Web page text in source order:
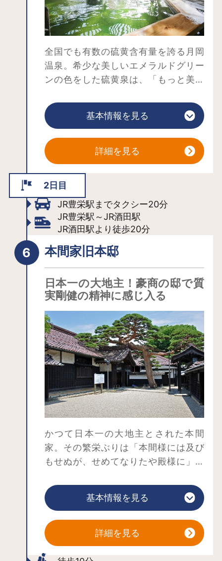
全国でも有数の硫黄含有量を誇る月岡
温泉。希少な美しいエメラルドグリー
ンの色をした硫黄泉は、「もっと美人
に人気です。弱アルカリ性で皮膚への
刺激がマイルド。入浴後には「肌のし
果も期待できます。
硫黄の香りに包まれた温泉街は、夕暮
れの散策がおすすめ。灯りがゆらめ
き、艶やかな着物姿の芸妓たちが行き
交うことも。ぜひ1泊して、日本情緒漂
う温泉街を堪能してみてください。大
型旅館から隠れ家風の小さな宿まで、
宿のバリエーションも多彩です。
お酒の試飲ができる店、煎餅の手焼
屋など、さまざまなお店が建ち並ぶ街
は「歩きたくなる温泉街」としても評
判です。自称「日本一まずい温泉」を
飲泉できる「源泉の杜」といったユニ
ークなスポットも。ここには新潟では
珍しい手湯があるほか、湯めぐり温泉
手形を掛けての想い出作りや、湯掛け
像にお湯をかけての縁結び祈願もで
き、女子旅には欠かせないスポットで
す。
基本情報を見る
詳細を見る
2日目
JR豊栄駅までタクシー20分
JR豊栄駅～JR酒田駅
JR酒田駅より徒歩20分
本間家旧本邸
日本一の大地主！豪商の邸で質
実剛健の精神に感じ入る
かつて日本一の大地主とされた本間
家。その繁栄ぶりは「本間様には及び
もせぬが、せめてなりたや殿様に」と
財力を誇っていました。本間家旧本邸
は、本間家が幕府の巡見使一行を迎え
家屋敷です。武家造りと商家造りが一
体となっている建築様式は、全国的に
も珍しいもの。
基本情報を見る
詳細を見る